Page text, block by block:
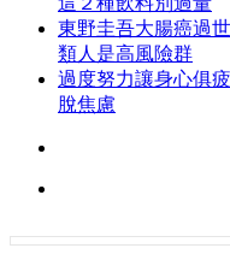
東野圭吾大腸癌過
類人是高風險群
過度努力讓身心俱
脫焦慮